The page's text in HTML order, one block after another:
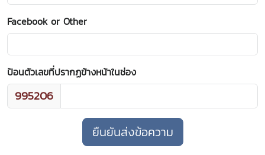
Facebook or Other
ป้อนตัวเลขที่ปรากฏข้างหน้าในช่อง
995206